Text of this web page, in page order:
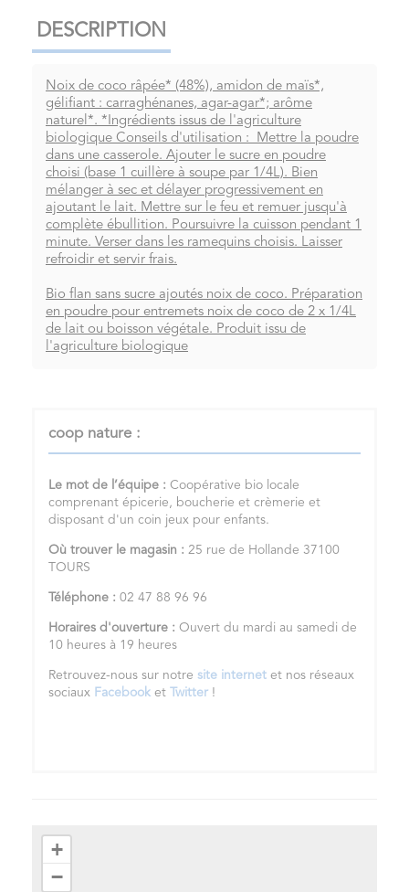
DESCRIPTION
Noix de coco râpée* (48%), amidon de maïs*,
gélifiant : carraghénanes, agar-agar*; arôme
naturel*. *Ingrédients issus de l'agriculture
biologique Conseils d'utilisation :
Mettre la poudre
dans une casserole. Ajouter le sucre en poudre
choisi (base 1 cuillère à soupe par 1/4L). Bien
mélanger à sec et délayer progressivement en
ajoutant le lait. Mettre sur le feu et remuer jusqu'à
complète ébullition. Poursuivre la cuisson pendant 1
minute. Verser dans les ramequins choisis. Laisser
refroidir et servir frais.
Bio flan sans sucre ajoutés noix de coco. Préparation
en poudre pour entremets noix de coco de 2 x 1/4L
de lait ou boisson végétale. Produit issu de
l'agriculture biologique
coop nature :
Le mot de l’équipe : Coopérative bio locale
comprenant épicerie, boucherie et crèmerie et
disposant d'un coin jeux pour enfants.
Où trouver le magasin : 25 rue de Hollande 37100
TOURS
Téléphone : 02 47 88 96 96
Horaires d'ouverture : Ouvert du mardi au samedi de
10 heures à 19 heures
Retrouvez-nous sur notre site internet et nos réseaux
sociaux Facebook et Twitter !
+
−